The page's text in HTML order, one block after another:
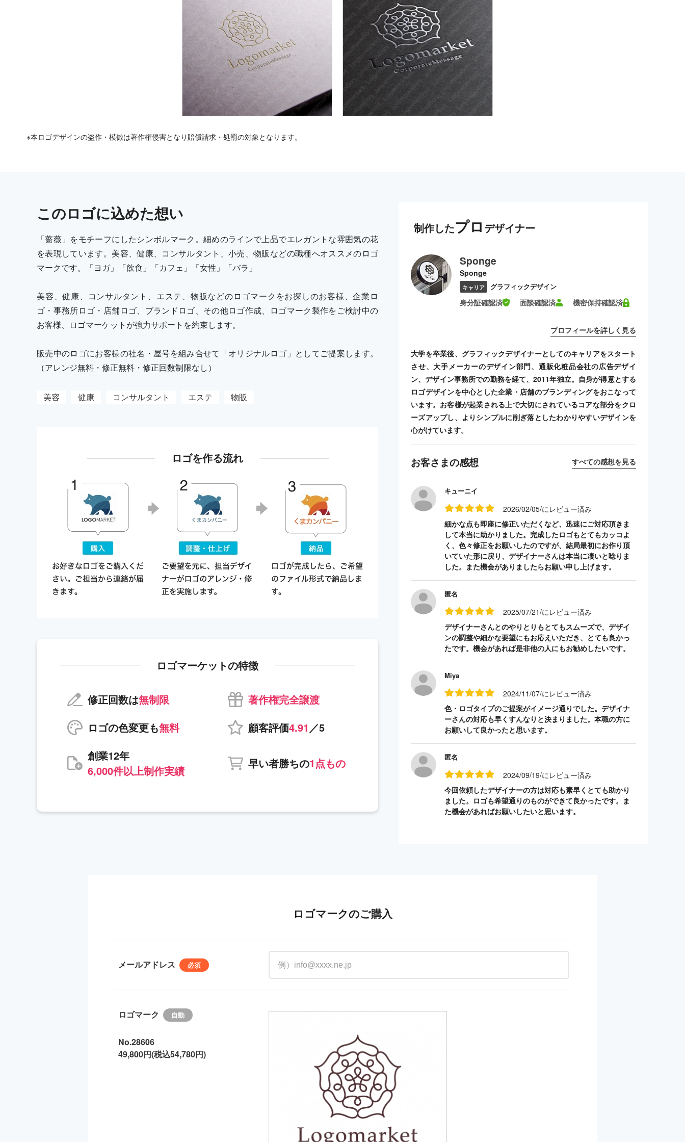
※本ロゴデザインの盗作・模倣は著作権侵害となり賠償請求・処罰の対象となります。
このロゴに込めた想い
「薔薇」をモチーフにしたシンボルマーク。細めのラインで上品でエレガントな雰囲気の花
を表現しています。美容、健康、コンサルタント、小売、物販などの職種へオススメのロゴ
マークです。「ヨガ」「飲食」「カフェ」「女性」「バラ」
美容、健康、コンサルタント、エステ、物販などのロゴマークをお探しのお客様、企業ロ
ゴ・事務所ロゴ・店舗ロゴ、ブランドロゴ、その他ロゴ作成、ロゴマーク製作をご検討中の
お客様、ロゴマーケットが強力サポートを約束します。
販売中のロゴにお客様の社名・屋号を組み合せて「オリジナルロゴ」としてご提案します。
（アレンジ無料・修正無料・修正回数制限なし）
美容 健康 コンサルタント エステ 物販
ロゴを作る流れ
ロゴマーケットの特徴
修正回数は無制限
著作権完全譲渡
ロゴの色変更も無料 顧客評価4.91 ／5
創業12年
6,000件以上制作実績
早い者勝ちの1点もの
制作したプロ デザイナー
Sponge
Sponge
キャリア グラフィックデザイン
身分証確認済 面談確認済 機密保持確認済
プロフィールを詳しく見る
大学を卒業後、グラフィックデザイナーとしてのキャリアをスタート
させ、大手メーカーのデザイン部門、通販化粧品会社の広告デザイ
ン、デザイン事務所での勤務を経て、2011年独立。自身が得意とする
ロゴデザインを中心とした企業・店舗のブランディングをおこなって
います。お客様が起業される上で大切にされているコアな部分をクロ
ーズアップし、よりシンプルに削ぎ落としたわかりやすいデザインを
心がけています。
お客さまの感想 すべての感想を見る
キューニイ
2026/02/05/にレビュー済み
細かな点も即座に修正いただくなど、迅速にご対応頂きま
して本当に助かりました。完成したロゴもとてもカッコよ
く、色々修正をお願いしたのですが、結局最初にお作り頂
いていた形に戻り、デザイナーさんは本当に凄いと唸りま
した。また機会がありましたらお願い申し上げます。
匿名
2025/07/21/にレビュー済み
デザイナーさんとのやりとりもとてもスムーズで、デザイ
ンの調整や細かな要望にもお応えいただき、とても良かっ
たです。機会があれば是非他の人にもお勧めしたいです。
Miya
2024/11/07/にレビュー済み
色・ロゴタイプのご提案がイメージ通りでした。デザイナ
ーさんの対応も早くすんなりと決まりました。本職の方に
お願いして良かったと思います。
匿名
2024/09/19/にレビュー済み
今回依頼したデザイナーの方は対応も素早くとても助かり
ました。ロゴも希望通りのものができて良かったです。ま
た機会があればお願いしたいと思います。
ロゴマークのご購入
メールアドレス
ロゴマーク
No.28606
49,800円(税込54,780円)